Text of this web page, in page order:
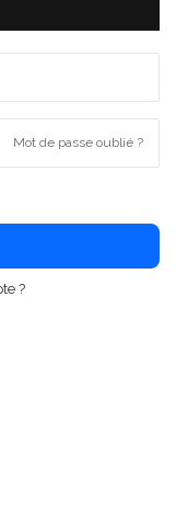
Mot de passe oublié ?
?